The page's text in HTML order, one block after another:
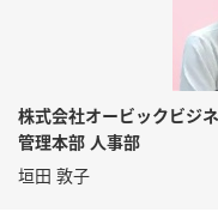
株式会社オービックビジ
管理本部 人事部
垣田 敦子